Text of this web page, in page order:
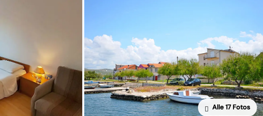
Alle 17 Fotos